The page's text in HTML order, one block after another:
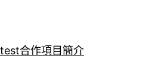
合作項目簡介